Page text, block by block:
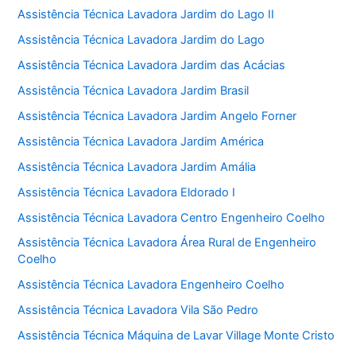
Assistência Técnica Lavadora Jardim do Lago II
Assistência Técnica Lavadora Jardim do Lago
Assistência Técnica Lavadora Jardim das Acácias
Assistência Técnica Lavadora Jardim Brasil
Assistência Técnica Lavadora Jardim Angelo Forner
Assistência Técnica Lavadora Jardim América
Assistência Técnica Lavadora Jardim Amália
Assistência Técnica Lavadora Eldorado I
Assistência Técnica Lavadora Centro Engenheiro Coelho
Assistência Técnica Lavadora Área Rural de Engenheiro
Coelho
Assistência Técnica Lavadora Engenheiro Coelho
Assistência Técnica Lavadora Vila São Pedro
Assistência Técnica Máquina de Lavar Village Monte Cristo